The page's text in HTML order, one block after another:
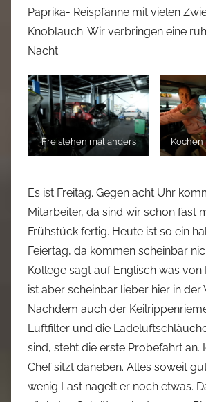
Paprika- Reispfanne mit vielen
Knoblauch. Wir verbringen eine
Nacht.
Freistehen mal anders Kochen
Es ist Freitag. Gegen acht Uhr
Mitarbeiter, da sind wir schon fast
Frühstück fertig. Heute ist so ein
Feiertag, da kommen scheinbar
Kollege sagt auf Englisch was von
ist aber scheinbar lieber hier in der
Nachdem auch der
Luftfilter und die
sind, steht die erste Probefahrt an.
Chef sitzt daneben. Alles soweit
wenig Last nagelt er noch etwas.